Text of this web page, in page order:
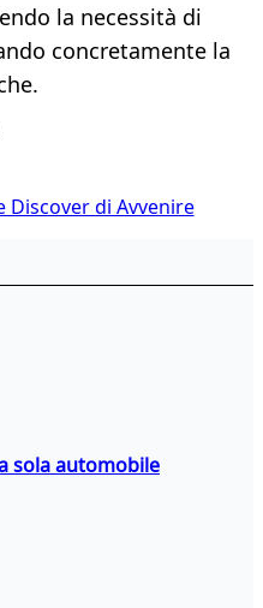
la necessità di
concretamente la
Discover di Avvenire
sola automobile